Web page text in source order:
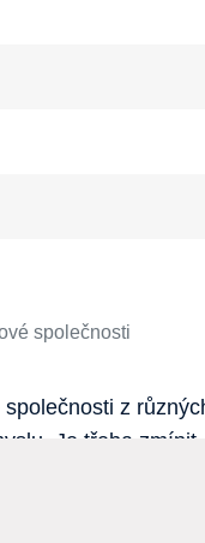
společnosti
společnosti z
Je třeba